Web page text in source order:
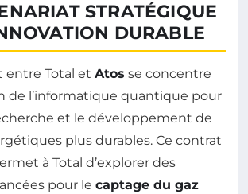
STRATÉGIQUE
DURABLE
entre Total et Atos se concentre
de l’informatique quantique pour
et le développement de
plus durables. Ce contrat
à Total d’explorer des
pour le captage du gaz